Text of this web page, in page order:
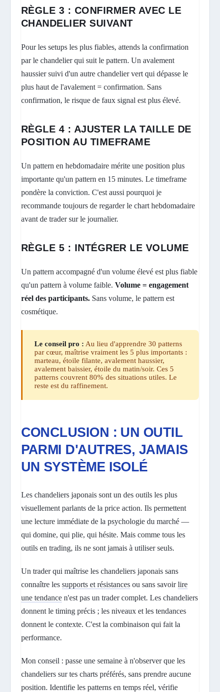
RÈGLE 3 : CONFIRMER AVEC LE
CHANDELIER SUIVANT
Pour les setups les plus fiables, attends la confirmation
par le chandelier qui suit le pattern. Un avalement
haussier suivi d'un autre chandelier vert qui dépasse le
plus haut de l'avalement = confirmation. Sans
confirmation, le risque de faux signal est plus élevé.
RÈGLE 4 : AJUSTER LA TAILLE DE
POSITION AU TIMEFRAME
Un pattern en hebdomadaire mérite une position plus
importante qu'un pattern en 15 minutes. Le timeframe
pondère la conviction. C'est aussi pourquoi je
recommande toujours de regarder le chart hebdomadaire
avant de trader sur le journalier.
RÈGLE 5 : INTÉGRER LE VOLUME
Un pattern accompagné d'un volume élevé est plus fiable
qu'un pattern à volume faible. Volume = engagement
réel des participants.Sans volume, le pattern est
cosmétique.
Le conseil pro : Au lieu d'apprendre 30 patterns
par cœur, maîtrise vraiment les 5 plus importants :
marteau, étoile filante, avalement haussier,
avalement baissier, étoile du matin/soir. Ces 5
patterns couvrent 80% des situations utiles. Le
reste est du raffinement.
CONCLUSION : UN OUTIL
PARMI D'AUTRES, JAMAIS
UN SYSTÈME ISOLÉ
Les chandeliers japonais sont un des outils les plus
visuellement parlants de la price action. Ils permettent
une lecture immédiate de la psychologie du marché —
qui domine, qui plie, qui hésite. Mais comme tous les
outils en trading, ils ne sont jamais à utiliser seuls.
Un trader qui maîtrise les chandeliers japonais sans
connaître les supports et résistancesou sans savoirlire
une tendancen'est pas un trader complet. Les chandeliers
donnent le timing précis ; les niveaux et les tendances
donnent le contexte. C'est la combinaison qui fait la
performance.
Mon conseil : passe une semaine à n'observer que les
chandeliers sur tes charts préférés, sans prendre aucune
position. Identifie les patterns en temps réel, vérifie